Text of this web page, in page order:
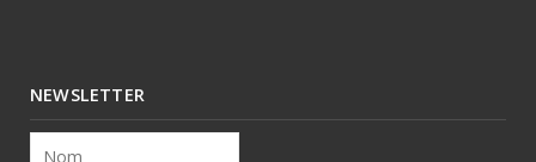
NEWSLETTER